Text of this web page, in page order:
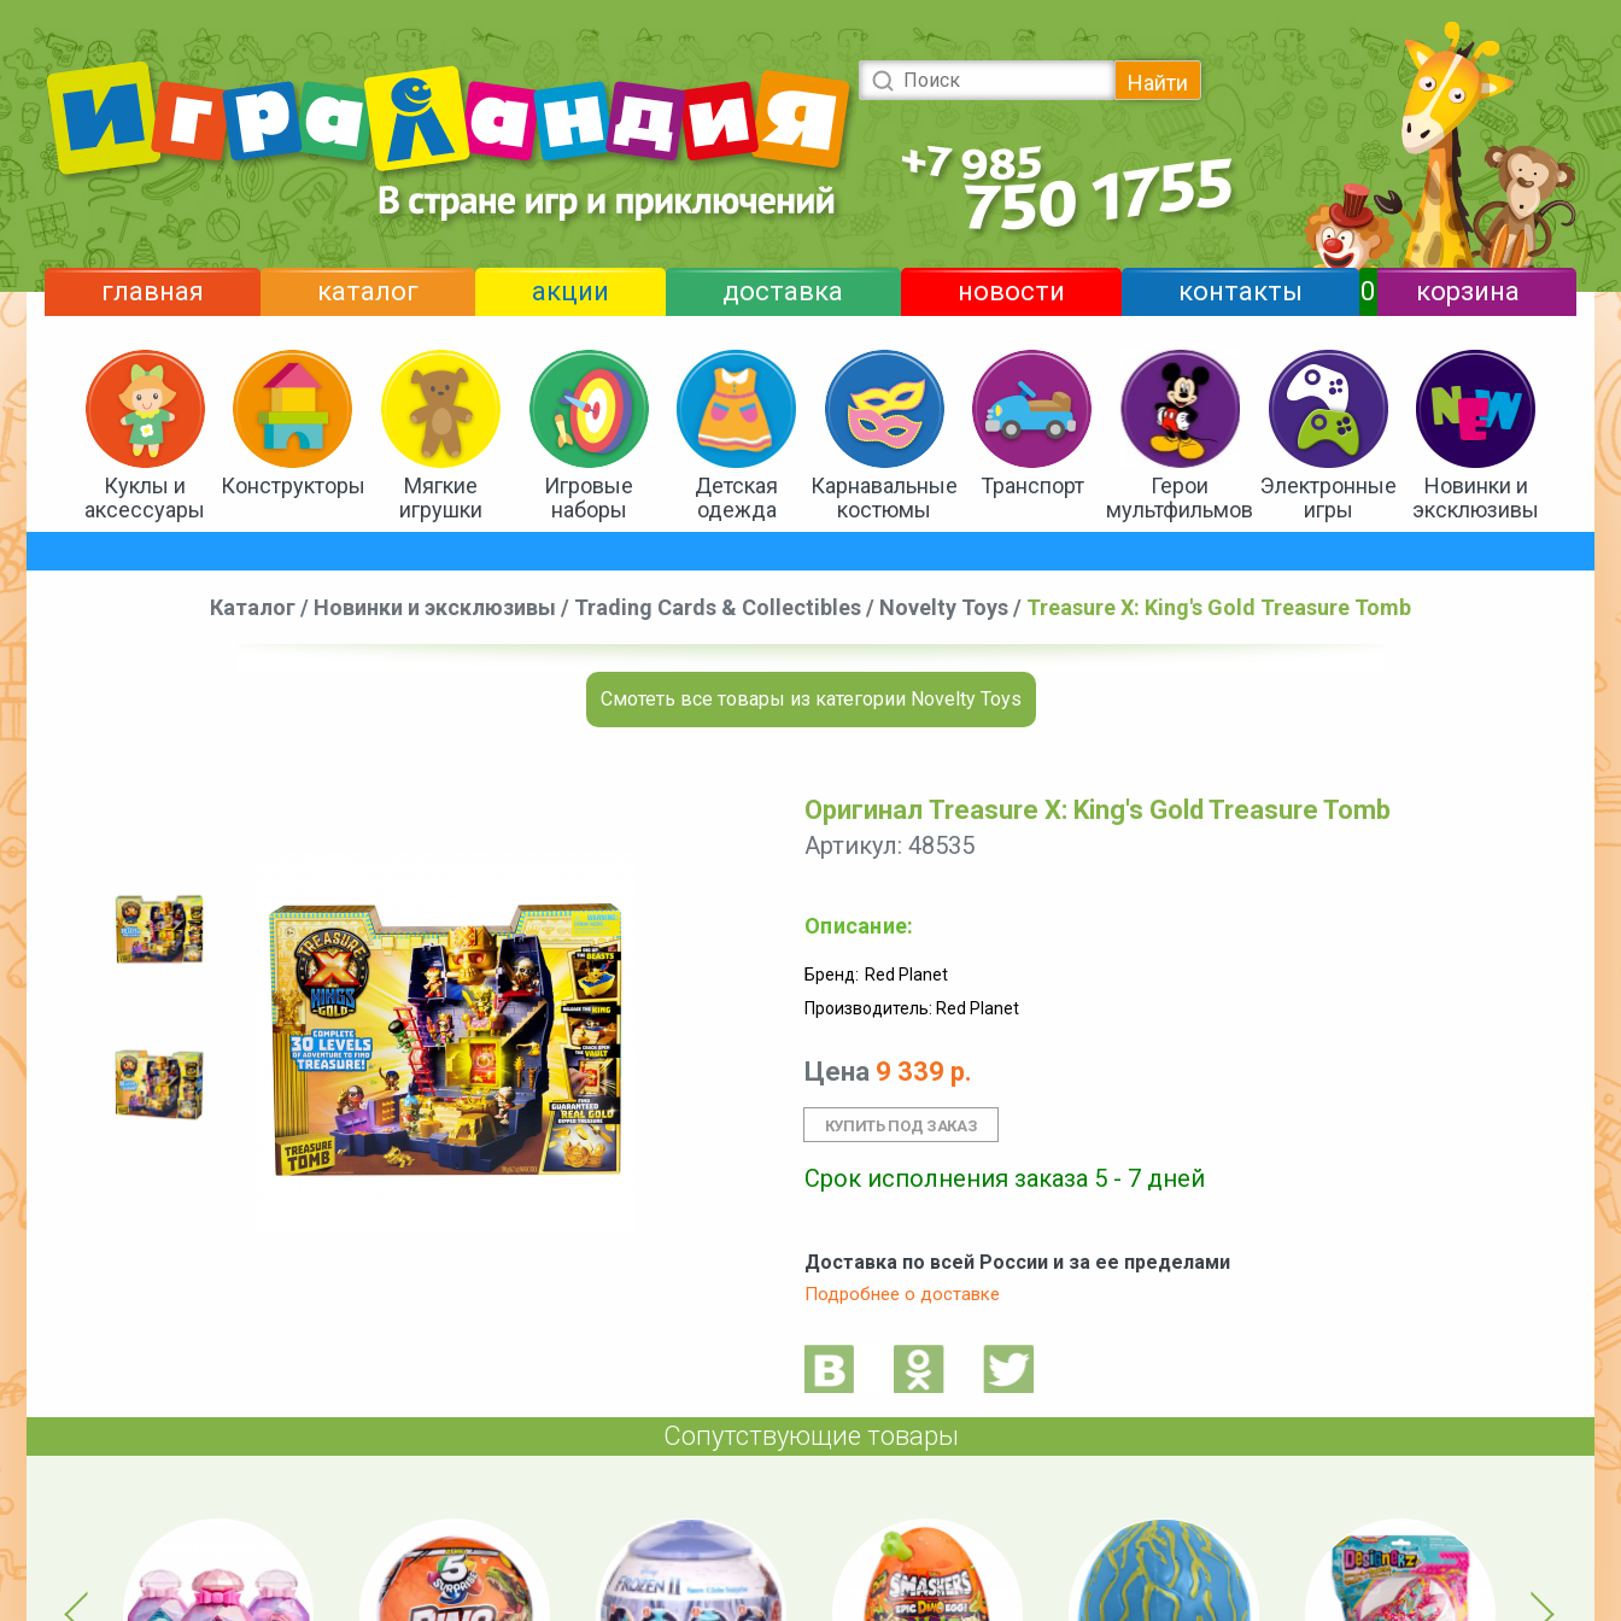
Найти
главная каталог акции доставка новости контакты 0 корзина
Куклы и
аксессуары
Конструкторы
Мягкие
игрушки
Игровые
наборы
Детская
одежда
Карнавальные
костюмы
Транспорт
Герои
мультфильмов
Электронные
игры
Новинки и
эксклюзивы
Каталог / Новинки и эксклюзивы / Trading Cards & Collectibles / Novelty Toys / Treasure X: King's Gold Treasure Tomb
Смотеть все товары из категории Novelty Toys
Оригинал Treasure X: King's Gold Treasure Tomb
Артикул: 48535
Описание:
Бренд: Red Planet
Производитель: Red Planet
Цена 9 339 р.
Срок исполнения заказа 5 - 7 дней
Доставка по всей России и за ее пределами
Подробнее о доставке
Сопутствующие товары
Previous Next